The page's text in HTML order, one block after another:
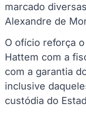
marcado
Alexandre de
O ofício reforça
Hattem com a
com a garantia
inclusive
custódia do